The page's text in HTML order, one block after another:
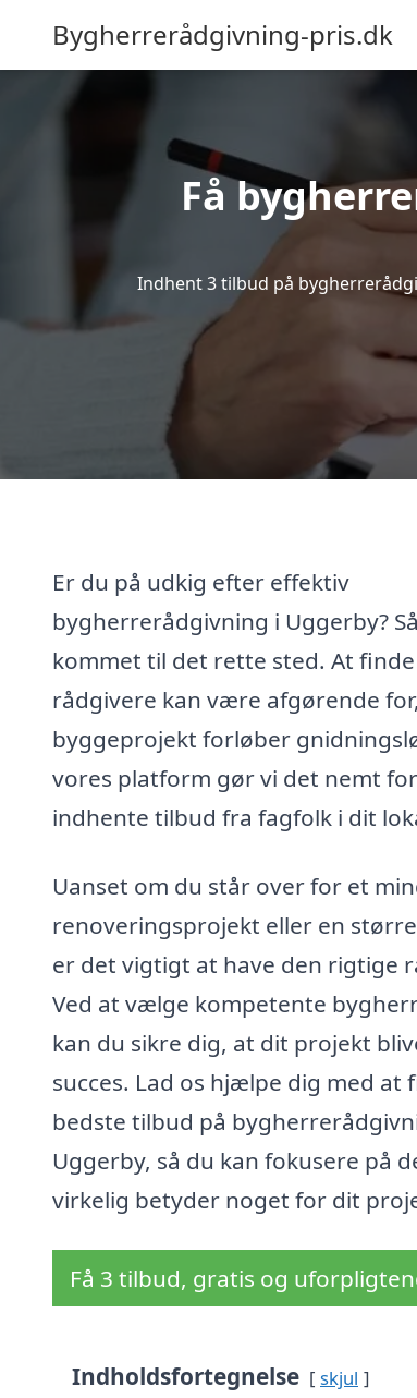
Bygherrerådgivning-pris.dk
Få
Indhent 3 tilbud på
Er du på udkig efter effektiv
bygherrerådgivning i Uggerby?
kommet til det rette sted. At
rådgivere kan være afgørende
byggeprojekt forløber
vores platform gør vi det nemt
indhente tilbud fra fagfolk i dit
Uanset om du står over for et
renoveringsprojekt eller en
er det vigtigt at have den rigtige
Ved at vælge kompetente
kan du sikre dig, at dit projekt
succes. Lad os hjælpe dig med at
bedste tilbud på
Uggerby, så du kan fokusere på
virkelig betyder noget for dit
Få 3 tilbud, gratis og
Indholdsfortegnelse skjul